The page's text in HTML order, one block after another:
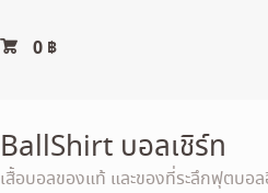
0 ฿
BallShirt บอลเชิร์ท
เสื้อบอลของแท้ และของที่ระลึกฟุตบ